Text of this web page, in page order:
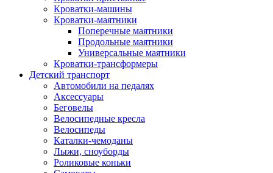
Кроватки-машины
Кроватки-маятники
Поперечные маятники
Продольные маятники
Универсальные маятники
Кроватки-трансформеры
Детский транспорт
Автомобили на педалях
Аксессуары
Беговелы
Велосипедные кресла
Велосипеды
Каталки-чемоданы
Лыжи, сноуборды
Роликовые коньки